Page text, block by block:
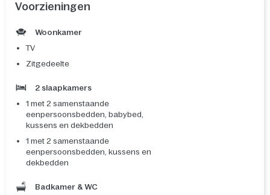
Voorzieningen
Woonkamer
TV
Zitgedeelte
2 slaapkamers
1 met 2 samenstaande
eenpersoonsbedden, babybed,
kussens en dekbedden
1 met 2 samenstaande
eenpersoonsbedden, kussens en
dekbedden
Badkamer & WC